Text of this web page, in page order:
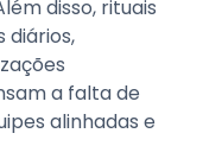
disso, rituais
diários,
a falta de
alinhadas e